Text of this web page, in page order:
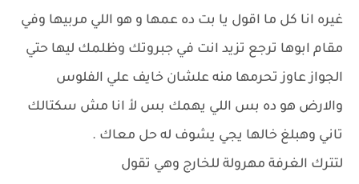
غيره انا كل ما اقول يا بت ده عمها و هو اللي مربيها وفي
مقام ابوها ترجع تزيد انت في جبروتك وظلمك ليها حتي
الجواز عاوز تحرمها منه علشان خايف علي الفلوس
والارض هو ده بس اللي يهمك بس لأ انا مش سكتالك
تاني وهبلغ خالها يجي يشوف له حل معاك .
لتترك الغرفة مهرولة للخارج وهي تقول